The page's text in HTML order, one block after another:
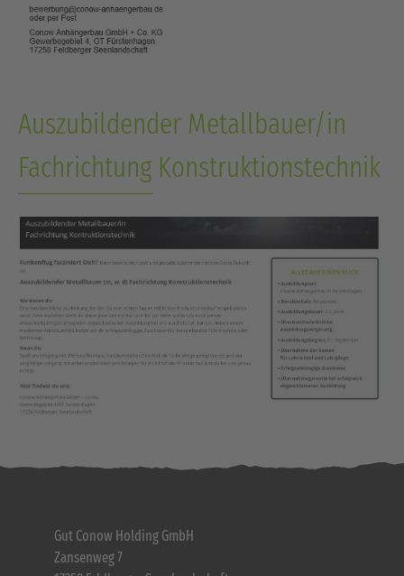
Auszubildender Metallbauer/in
Fachrichtung Konstruktionstechnik
Gut Conow Holding GmbH
Zansenweg 7